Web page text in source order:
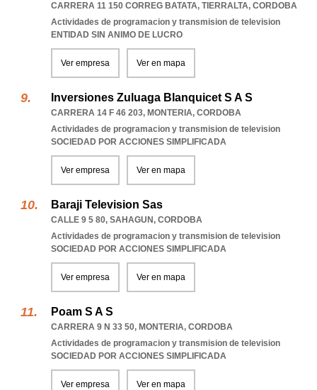
CARRERA 11 150 CORREG BATATA, TIERRALTA, CORDOBA
Actividades de programacion y transmision de television
ENTIDAD SIN ANIMO DE LUCRO
Ver empresa Ver en mapa
Inversiones Zuluaga Blanquicet S A S
CARRERA 14 F 46 203, MONTERIA, CORDOBA
Actividades de programacion y transmision de television
SOCIEDAD POR ACCIONES SIMPLIFICADA
Ver empresa Ver en mapa
Baraji Television Sas
CALLE 9 5 80, SAHAGUN, CORDOBA
Actividades de programacion y transmision de television
SOCIEDAD POR ACCIONES SIMPLIFICADA
Ver empresa Ver en mapa
Poam S A S
CARRERA 9 N 33 50, MONTERIA, CORDOBA
Actividades de programacion y transmision de television
SOCIEDAD POR ACCIONES SIMPLIFICADA
Ver empresa Ver en mapa